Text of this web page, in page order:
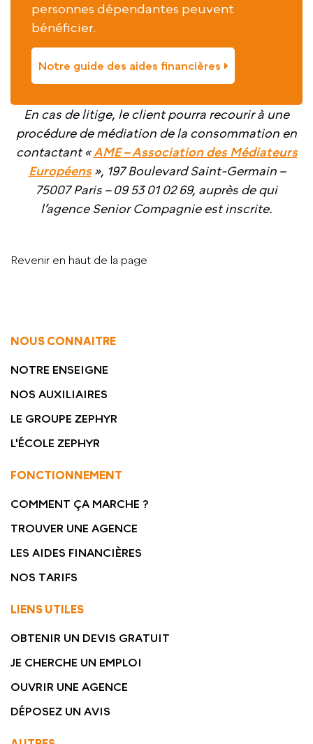
personnes dépendantes peuvent
bénéficier.
Notre guide des aides financières
En cas de litige, le client pourra recourir à une
procédure de médiation de la consommation en
contactant «AME – Association des Médiateurs
Européens», 197 Boulevard Saint-Germain –
75007 Paris – 09 53 01 02 69, auprès de qui
l’agence Senior Compagnie est inscrite.
Revenir en haut de la page
NOUS CONNAITRE
NOTRE ENSEIGNE
NOS AUXILIAIRES
LE GROUPE ZEPHYR
L'ÉCOLE ZEPHYR
FONCTIONNEMENT
COMMENT ÇA MARCHE ?
TROUVER UNE AGENCE
LES AIDES FINANCIÈRES
NOS TARIFS
LIENS UTILES
OBTENIR UN DEVIS GRATUIT
JE CHERCHE UN EMPLOI
OUVRIR UNE AGENCE
DÉPOSEZ UN AVIS